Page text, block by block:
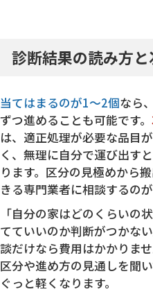
診断結果の読み方
当てはまるのが1〜2個なら
ずつ進めることも可能です。
は、適正処理が必要な品目
く、無理に自分で運び出す
ります。区分の見極めから
きる専門業者に相談するのが
「自分の家はどのくらいの
てていいのか判断がつかな
談だけなら費用はかかりま
区分や進め方の見通しを聞
ぐっと軽くなります。